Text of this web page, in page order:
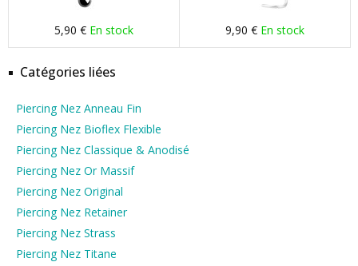
5,90 € En stock 9,90 € En stock
Catégories liées
Piercing Nez Anneau Fin
Piercing Nez Bioflex Flexible
Piercing Nez Classique & Anodisé
Piercing Nez Or Massif
Piercing Nez Original
Piercing Nez Retainer
Piercing Nez Strass
Piercing Nez Titane